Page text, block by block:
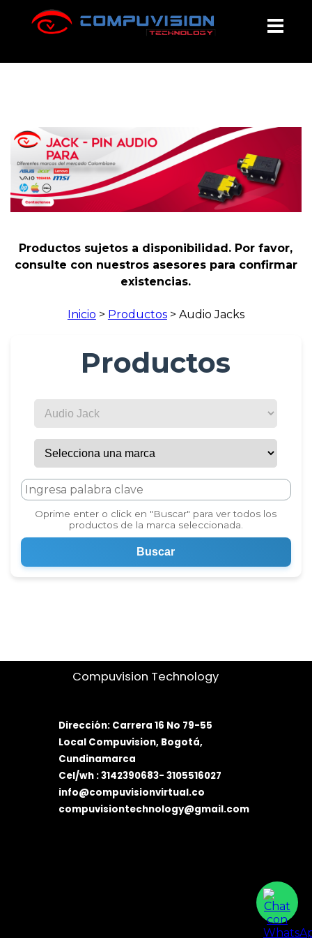
Productos sujetos a disponibilidad. Por favor,
consulte con nuestros asesores para confirmar
existencias.
Inicio > Productos> Audio Jacks
Productos
Oprime enter o click en "Buscar" para ver todos los
productos de la marca seleccionada.
Buscar
Compuvision Technology
Dirección: Carrera 16 No 79-55
Local Compuvision, Bogotá,
Cundinamarca
Cel/wh : 3142390683- 3105516027
info@compuvisionvirtual.co
compuvisiontechnology@gmail.com